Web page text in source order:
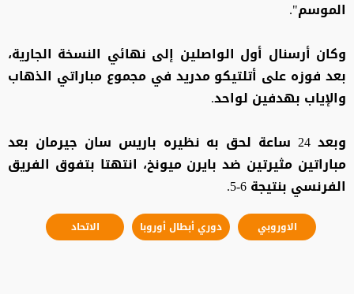
الموسم".
وكان أرسنال أول الواصلين إلى نهائي النسخة الجارية،
بعد فوزه على أتلتيكو مدريد في مجموع مباراتي الذهاب
والإياب بهدفين لواحد.
وبعد 24 ساعة لحق به نظيره باريس سان جيرمان بعد
مباراتين مثيرتين ضد بايرن ميونخ، انتهتا بتفوق الفريق
الفرنسي بنتيجة 6-5.
الاوروبي دوري أبطال أوروبا الاتحاد